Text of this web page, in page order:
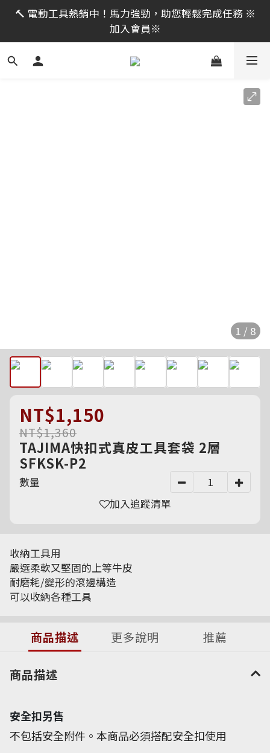
限時活動｜全館消費滿 NT$599 即享免運費，工具補貨
趁現在！立即逛活動商品
🔨 電動工具熱銷中！馬力強勁，助您輕鬆完成任務 ※
加入會員※
限時活動｜全館消費滿 NT$599 即享免運費，工具補貨
趁現在！立即逛活動商品
1 / 8
NT$1,150
NT$1,360
TAJIMA快扣式真皮工具套袋 2層
SFKSK-P2
數量
加入追蹤清單
收納工具用
嚴選柔軟又堅固的上等牛皮
耐磨耗/變形的滾邊構造
可以收納各種工具
商品描述 更多說明 推薦
商品描述
安全扣另售
不包括安全附件。本商品必須搭配安全扣使用